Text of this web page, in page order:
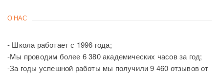
О НАС
- Школа работает с 1996 года;
-Мы проводим более 6 380 академических часов за год;
-За годы успешной работы мы получили 9 460 отзывов от